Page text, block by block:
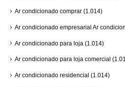
Ar condicionado comprar (1.014)
Ar condicionado empresarial Ar
Ar condicionado para loja (1.014)
Ar condicionado para loja comercial
Ar condicionado residencial (1.014)